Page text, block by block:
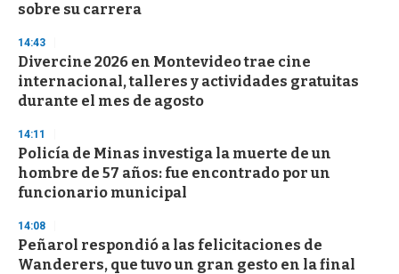
sobre su carrera
14:43
Divercine 2026 en Montevideo trae cine
internacional, talleres y actividades gratuitas
durante el mes de agosto
14:11
Policía de Minas investiga la muerte de un
hombre de 57 años: fue encontrado por un
funcionario municipal
14:08
Peñarol respondió a las felicitaciones de
Wanderers, que tuvo un gran gesto en la final